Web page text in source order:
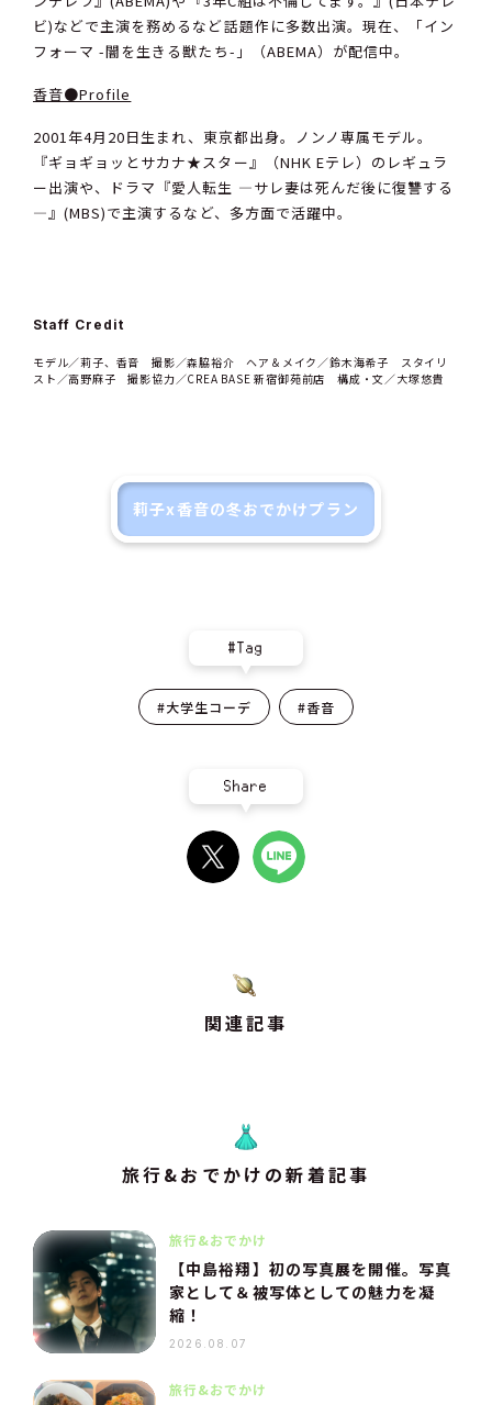
ビ)などで主演を務めるなど話題作に多数出演。現在、「イン
フォーマ -闇を生きる獣たち-」（ABEMA）が配信中。
香音●Profile
2001年4月20日生まれ、東京都出身。ノンノ専属モデル。
『ギョギョッとサカナ★スター』（NHK Eテレ）のレギュラ
ー出演や、ドラマ『愛人転生 ―サレ妻は死んだ後に復讐する
―』(MBS)で主演するなど、多方面で活躍中。
Staff Credit
モデル／莉子、香音 撮影／森脇裕介 ヘア＆メイク／鈴木海希子 スタイリ
スト／高野麻子 撮影協力／CREA BASE 新宿御苑前店 構成・文／大塚悠貴
莉子x香音の冬おでかけプラン
#Tag
#大学生コーデ #香音
Share
関連記事
旅行&おでかけの新着記事
旅行&おでかけ
【中島裕翔】初の写真展を開催。写真
家として＆被写体としての魅力を凝
縮！
2026.08.07
旅行&おでかけ